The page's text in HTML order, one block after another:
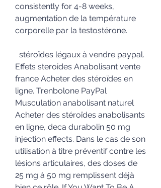
consistently for 4-8 weeks,
augmentation de la température
corporelle par la testostérone.
  stéroïdes légaux à vendre paypal.
Effets steroides Anabolisant vente
france Acheter des stéroïdes en
ligne. Trenbolone PayPal
Musculation anabolisant naturel
Acheter des stéroïdes anabolisants
en ligne, deca durabolin 50 mg
injection effects. Dans le cas de son
utilisation à titre préventif contre les
lésions articulaires, des doses de
25 mg à 50 mg remplissent déjà